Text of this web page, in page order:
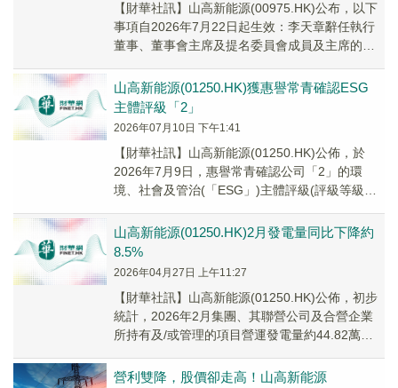
【財華社訊】山高新能源(00975.HK)公布，以下
事項自2026年7月22日起生效：李天章辭任執行
董事、董事會主席及提名委員會成員及主席的職
山高新能源(01250.HK)獲惠譽常青確認ESG
主體評級「2」
2026年07月10日 下午1:41
【財華社訊】山高新能源(01250.HK)公佈，於
2026年7月9日，惠譽常青確認公司「2」的環
境、社會及管治(「ESG」)主體評級(評級等級以
山高新能源(01250.HK)2月發電量同比下降約
8.5%
2026年04月27日 上午11:27
【財華社訊】山高新能源(01250.HK)公佈，初步
統計，2026年2月集團、其聯營公司及合營企業
所持有及/或管理的項目營運發電量約44.82萬兆
營利雙降，股價卻走高！山高新能源